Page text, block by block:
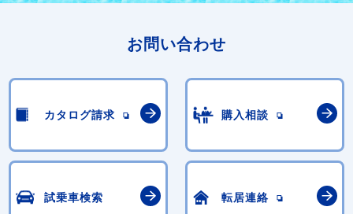
お問い合わせ
カタログ請求 購入相談
試乗車検索 転居連絡